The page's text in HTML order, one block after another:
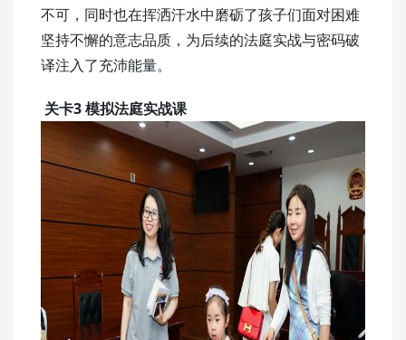
不可，同时也在挥洒汗水中磨砺了孩子们面对困难
坚持不懈的意志品质，为后续的法庭实战与密码破
译注入了充沛能量。
关卡3 模拟法庭实战课